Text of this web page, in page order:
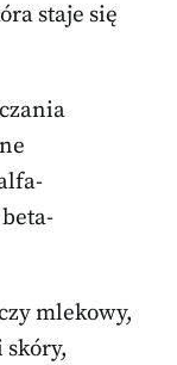
staje się
mlekowy,
skóry,